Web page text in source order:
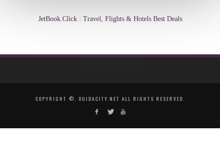
JetBook.Click : Travel, Flights & Hotels Best Deals
COPYRIGHT ©, OUJDACITY.NET ALL RIGHTS RESERVED.